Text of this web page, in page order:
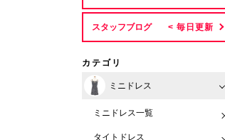
スタッフブログ
カテゴリ
ミニドレス
ミニドレス一覧
タイトドレス